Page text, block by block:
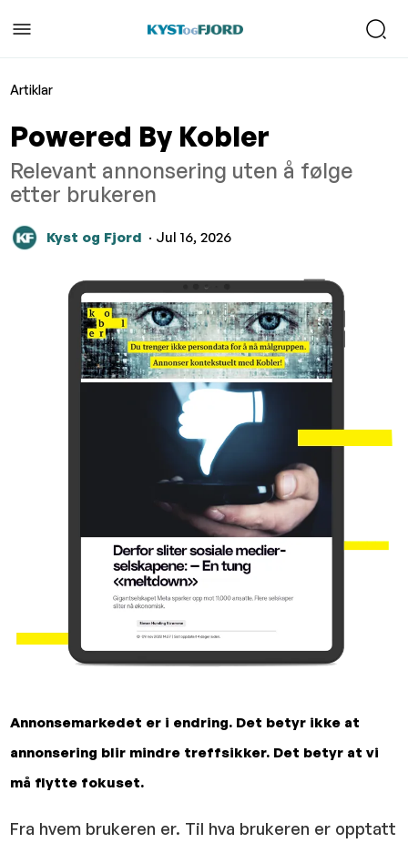
Artiklar
Powered By Kobler
Relevant annonsering uten å følge
etter brukeren
Kyst og Fjord · Jul 16, 2026
Annonsemarkedet er i endring. Det betyr ikke at
annonsering blir mindre treffsikker. Det betyr at vi
må flytte fokuset.
Fra hvem brukeren er. Til hva brukeren er opptatt